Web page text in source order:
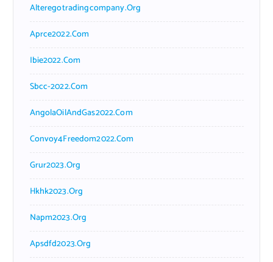
Alteregotradingcompany.org
Aprce2022.com
Ibie2022.com
Sbcc-2022.com
AngolaOilAndGas2022.com
Convoy4Freedom2022.com
Grur2023.org
Hkhk2023.org
Napm2023.org
Apsdfd2023.org